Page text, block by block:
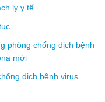
ly y tế
phòng chống dịch bệnh
mới
dịch bệnh virus